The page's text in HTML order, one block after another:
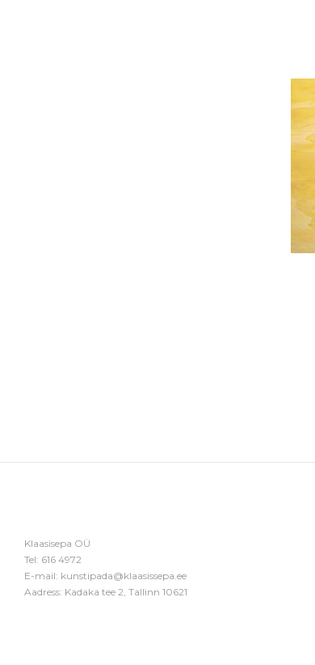
Klaasisepa OÜ
Tel: 616 4972
E-mail: kunstipada@klaasissepa.ee
Aadress: Kadaka tee 2, Tallinn 10621